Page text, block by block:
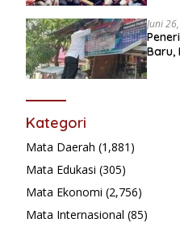
Surau
Juni
Baru,
Kategori
Mata Daerah (1,881)
Mata Edukasi (305)
Mata Ekonomi (2,756)
Mata Internasional (85)